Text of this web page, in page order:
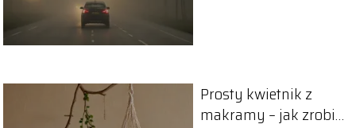
Prosty kwietnik z
makramy – jak zrobić